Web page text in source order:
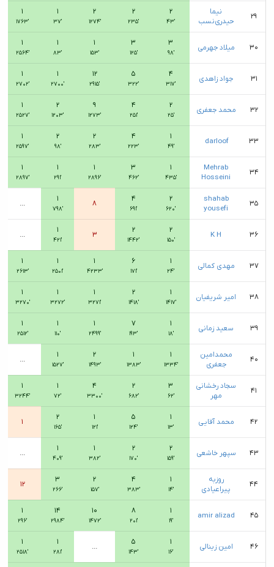
۲۹
نیما
حیدری‌نسب
۲
۴۳′
۲
۲۳۵′
۲
۱۲۷۴′
۱
۳۷′
۱
۱۷۶۳′
۳۰ میلاد جهرمی ۳
۹۸′
۳
۱۲۵′
۱
۱۵۳′
۱
۸۳′
۱
۲۵۶۴′
۳۱ جواد زاهدی ۴
۳۱۷′
۵
۳۲۲′
۱۲
۲۹۱۵′
۱
۲۷۰۰′
۱
۲۷۰۲′
۳۲ محمد جعفری ۲
۲۵′
۴
۲۵۱′
۹
۱۲۷۳′
۲
۱۲۰۳′
۱
۲۵۲۷′
۳۳ darloof ‌ ۱
۴۹′
۴
۲۲۳′
۲
۲۸۳′
۲
۹۸′
۱
۲۵۹۷′
۳۴
Mehrab
Hosseini
۱
۴۳۵′
۳
۴۶۲′
۱
۲۸۹۶′
۱
۲۹۱′
۱
۲۸۹۷′
۳۵
shahab
yousefi
۲
۶۲۰′
۴
۶۹۱′
۸ ۱
۷۹۸′
...
۳۶ K H ۲
۱۵۰′
۲
۱۴۴۲′
۳ ۱
۴۲۱′
...
۳۷ مهدی کمالی ۱
۲۴′
۶
۱۷۱′
۱
۴۲۳۳′
۱
۲۵۰۱′
۱
۲۶۱۳′
۳۸ امیر شریفیان ۱
۱۴۱۷′
۲
۱۴۱۸′
۱
۳۲۷۱′
۱
۳۲۷۲′
۱
۳۲۷۰′
۳۹ سعید زمانی ۱
۱۸′
۷
۱۹۳′
۱
۲۴۹۹′
۱
۱۱۰′
۱
۲۵۱۲′
۴۰
محمدامین
جعفری
۱
۱۳۳۴′
۱
۱۳۸۳′
۲
۱۴۹۳′
۱
۱۵۲۷′
...
۴۱
سجاد رخشانی
مهر
۳
۶۲′
۲
۶۸۲′
۴
۳۳۰۰′
۱
۷۲′
۱
۳۲۴۴′
۴۲ محمد آقایی ۱
۱۳′
۵
۱۲۴′
۱
۱۲۱′
۲
۱۶۵′
۱
۴۳ سپهر خاشعی ۲
۱۵۹′
۲
۱۷۰′
۱
۳۸۲′
۱
۴۰۹′
...
۴۴
روزبه
پیراعیادی
۱
۱۴′
۴
۳۸۳′
۲
۱۵۷′
۳
۲۶۶′
۱۲
۴۵ amir alizad ۱
۱۹′
۸
۲۰۱′
۱۰
۱۴۷۲′
۱۴
۲۹۸۴′
۱
۲۹۶′
۴۶ امین زینالی ۱
۱۶′
۵
۱۴۳′
... ۱
۲۸۱′
۱
۲۵۱۸′